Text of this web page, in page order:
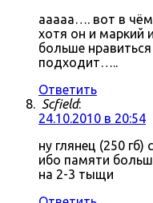
ааааа…. вот в чём
хотя он и маркий
больше
подходит…..
Ответить
Scfield:
24.10.2010 в 20:54
ну глянец (250
ибо памяти
на 2-3 тыщи